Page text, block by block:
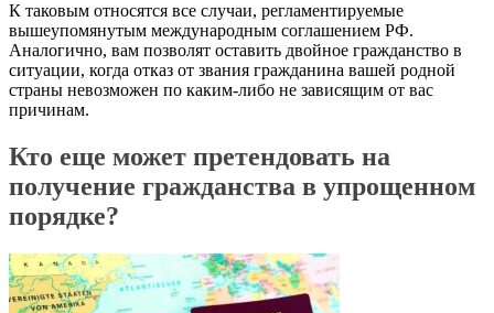
К таковым относятся все случаи, регламентируемые
вышеупомянутым международным соглашением РФ.
Аналогично, вам позволят оставить двойное гражданство в
ситуации, когда отказ от звания гражданина вашей родной
страны невозможен по каким-либо не зависящим от вас
причинам.
Кто еще может претендовать на
получение гражданства в упрощенном
порядке?